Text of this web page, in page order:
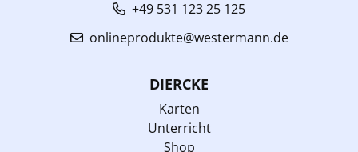
+49 531 123 25 125
onlineprodukte@westermann.de
DIERCKE
Karten
Unterricht
Shop